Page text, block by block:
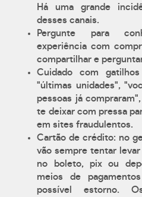
Há uma grande
desses canais.
Pergunte para
experiência com
compartilhar e
Cuidado com
"últimas unidades",
pessoas já
te deixar com pressa
em sites fraudulentos.
Cartão de crédito: no
vão sempre tentar
no boleto, pix ou
meios de
possível estorno.